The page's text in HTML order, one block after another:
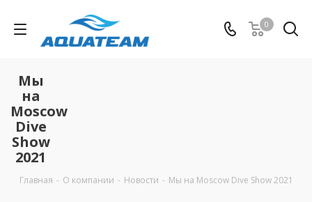
0
Мы
на
Moscow
Dive
Show
2021
Главная - О компании - Новости - Мы на Moscow Dive Show 2021